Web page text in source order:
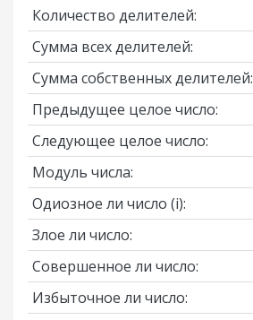
Количество делителей:
Сумма всех делителей:
Сумма собственных делителей:
Предыдущее целое число:
Следующее целое число:
Модуль числа:
Одиозное ли число (i):
Злое ли число:
Совершенное ли число:
Избыточное ли число: